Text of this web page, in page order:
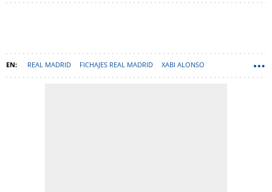
REAL MADRID FICHAJES REAL MADRID XABI ALONSO